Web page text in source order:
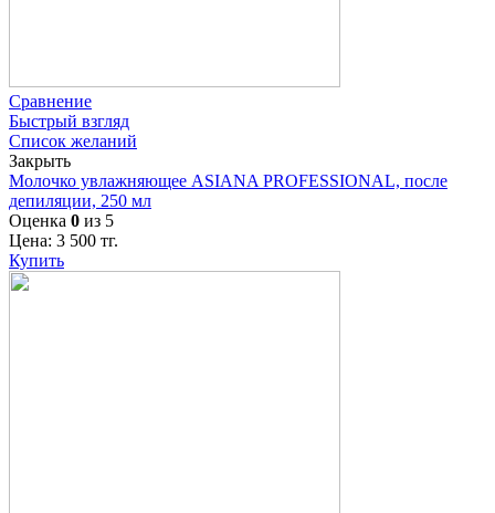
Сравнение
Быстрый взгляд
Список желаний
Закрыть
Молочко увлажняющее ASIANA PROFESSIONAL, после
депиляции, 250 мл
Оценка 0 из 5
Цена: 3 500 тг.
Купить